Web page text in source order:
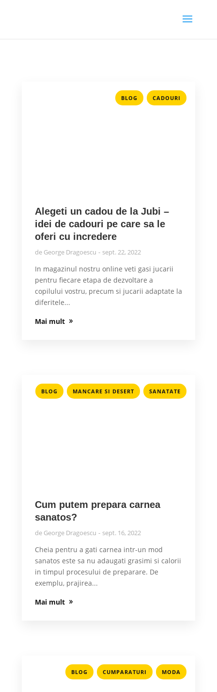
BLOG , CADOURI
Alegeti un cadou de la Jubi –
idei de cadouri pe care sa le
oferi cu incredere
de George Dragoescu sept. 22, 2022
In magazinul nostru online veti gasi jucarii
pentru fiecare etapa de dezvoltare a
copilului vostru, precum si jucarii adaptate la
diferitele...
Mai mult
BLOG , MANCARE SI DESERT , SANATATE
Cum putem prepara carnea
sanatos?
de George Dragoescu sept. 16, 2022
Cheia pentru a gati carnea intr-un mod
sanatos este sa nu adaugati grasimi si calorii
in timpul procesului de preparare. De
exemplu, prajirea...
Mai mult
BLOG , CUMPARATURI , MODA